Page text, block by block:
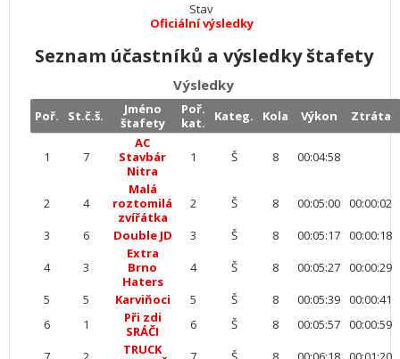
Stav
Oficiální výsledky
Seznam účastníků a výsledky štafety
Výsledky
Poř. St.č.š.
Jméno
štafety
Poř.
kat.
Kateg. Kola Výkon Ztráta
1 7
AC
Stavbár
Nitra
1 Š 8 00:04:58
2 4
Malá
roztomilá
zvířátka
2 Š 8 00:05:00 00:00:02
3
6 Double JD 3 Š 8 00:05:17 00:00:18
4
3
Extra
Brno
Haters
4 Š 8 00:05:27 00:00:29
5
5 Karviňoci 5 Š 8 00:05:39 00:00:41
6
1
Při zdi
SRÁČI
6 Š 8 00:05:57 00:00:59
TRUCK